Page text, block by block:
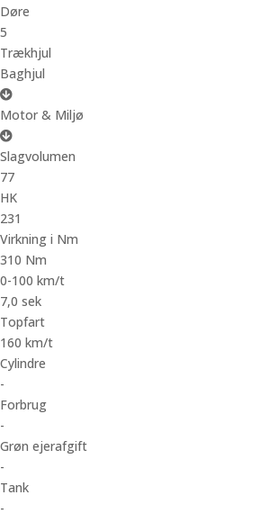
Døre
5
Trækhjul
Baghjul
Motor & Miljø
Slagvolumen
77
HK
231
Virkning i Nm
310 Nm
0-100 km/t
7,0 sek
Topfart
160 km/t
Cylindre
-
Forbrug
-
Grøn ejerafgift
-
Tank
-